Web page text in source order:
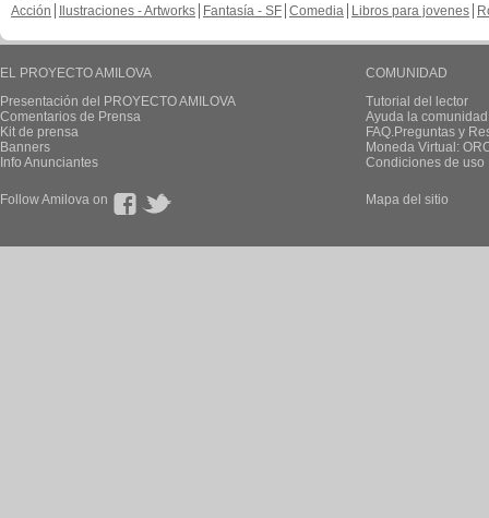
Acción
Ilustraciones - Artworks Fantasía - SF Comedia Libros para jovenes
EL PROYECTO AMILOVA
Presentación del PROYECTO AMILOVA
Comentarios de Prensa
Kit de prensa
Banners
Info Anunciantes
COMUNIDAD
Tutorial del lector
Ayuda la
FAQ.Preguntas y
Moneda Virtual:
Condiciones de uso
Follow Amilova on Mapa del sitio